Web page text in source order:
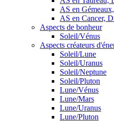
AS en
AS en Cancer,
Aspects de bonheur
Soleil/Vénus
Aspects créateurs
Soleil/Lune
Soleil/Uranus
Soleil/Neptune
Soleil/Pluton
Lune/Vénus
Lune/Mars
Lune/Uranus
Lune/Pluton